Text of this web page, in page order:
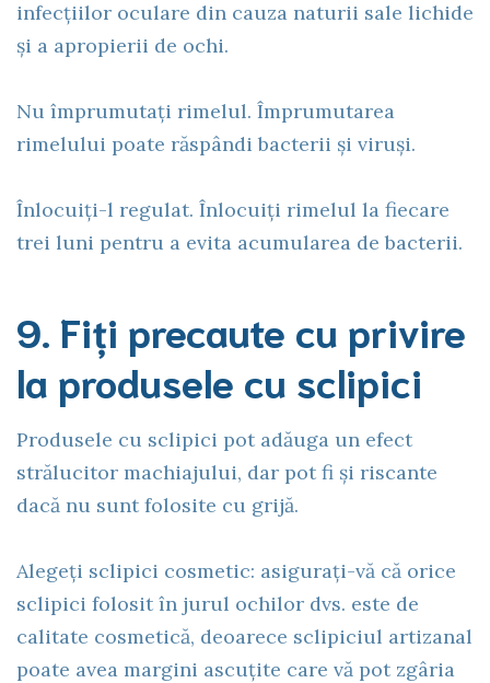
infecțiilor oculare din cauza naturii sale lichide
și a apropierii de ochi.
Nu împrumutați rimelul. Împrumutarea
rimelului poate răspândi bacterii și viruși.
Înlocuiți-l regulat. Înlocuiți rimelul la fiecare
trei luni pentru a evita acumularea de bacterii.
9. Fiți precaute cu privire
la produsele cu sclipici
Produsele cu sclipici pot adăuga un efect
strălucitor machiajului, dar pot fi și riscante
dacă nu sunt folosite cu grijă.
Alegeți sclipici cosmetic: asigurați-vă că orice
sclipici folosit în jurul ochilor dvs. este de
calitate cosmetică, deoarece sclipiciul artizanal
poate avea margini ascuțite care vă pot zgâria